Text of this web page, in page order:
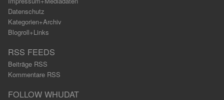
Datenschutz
Kategorien+Archiv
Blogroll+Links
RSS FEEDS
Beiträge RSS
Kommentare RSS
FOLLOW WHUDAT